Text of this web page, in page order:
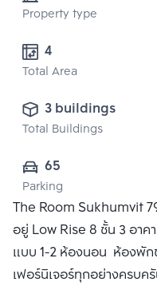
Property type
Total Area
3 buildings
Total Buildings
65
Parking
The Room Sukhumvit
อยู่ Low Rise 8 ชั้น 3 อาค
แบบ 1-2 ห้องนอน ห้องพัก
เฟอร์นิเจอร์ทุกอย่างครบครั